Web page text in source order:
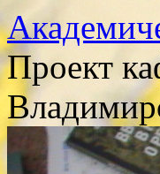
Проект